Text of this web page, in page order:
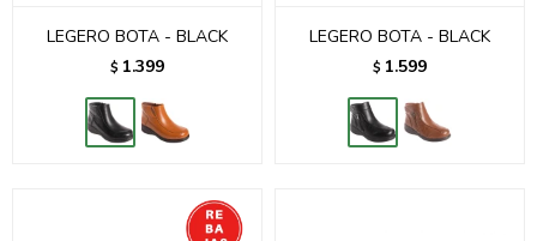
LEGERO BOTA - BLACK
$ 1.399
LEGERO BOTA - BLACK
$ 1.599